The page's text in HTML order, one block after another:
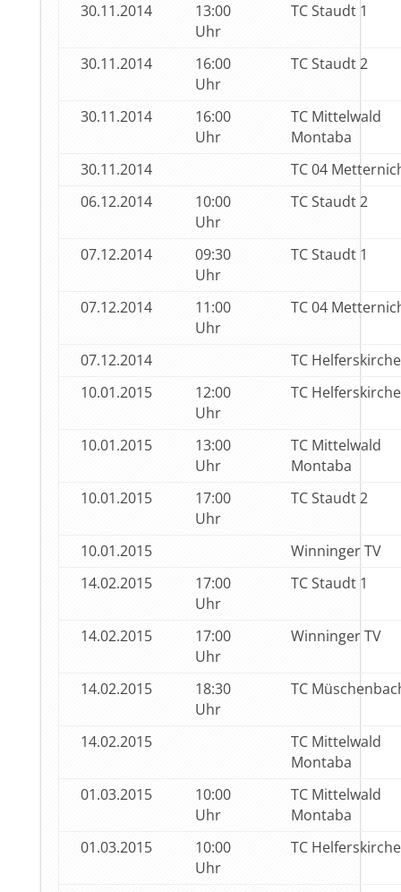
30.11.2014
13:00
Uhr
TC Staudt 1
30.11.2014
16:00
Uhr
TC Staudt 2
30.11.2014
16:00
Uhr
TC Mittelwald
Montaba
30.11.2014
TC 04
06.12.2014
10:00
Uhr
TC Staudt 2
07.12.2014
09:30
Uhr
TC Staudt 1
07.12.2014
11:00
Uhr
TC 04
07.12.2014
TC
10.01.2015
12:00
Uhr
TC
10.01.2015
13:00
Uhr
TC Mittelwald
Montaba
10.01.2015
17:00
Uhr
TC Staudt 2
10.01.2015
Winninger TV
14.02.2015
17:00
Uhr
TC Staudt 1
14.02.2015
17:00
Uhr
Winninger TV
14.02.2015
18:30
Uhr
TC
14.02.2015
TC Mittelwald
Montaba
01.03.2015
10:00
Uhr
TC Mittelwald
Montaba
01.03.2015
10:00
Uhr
TC